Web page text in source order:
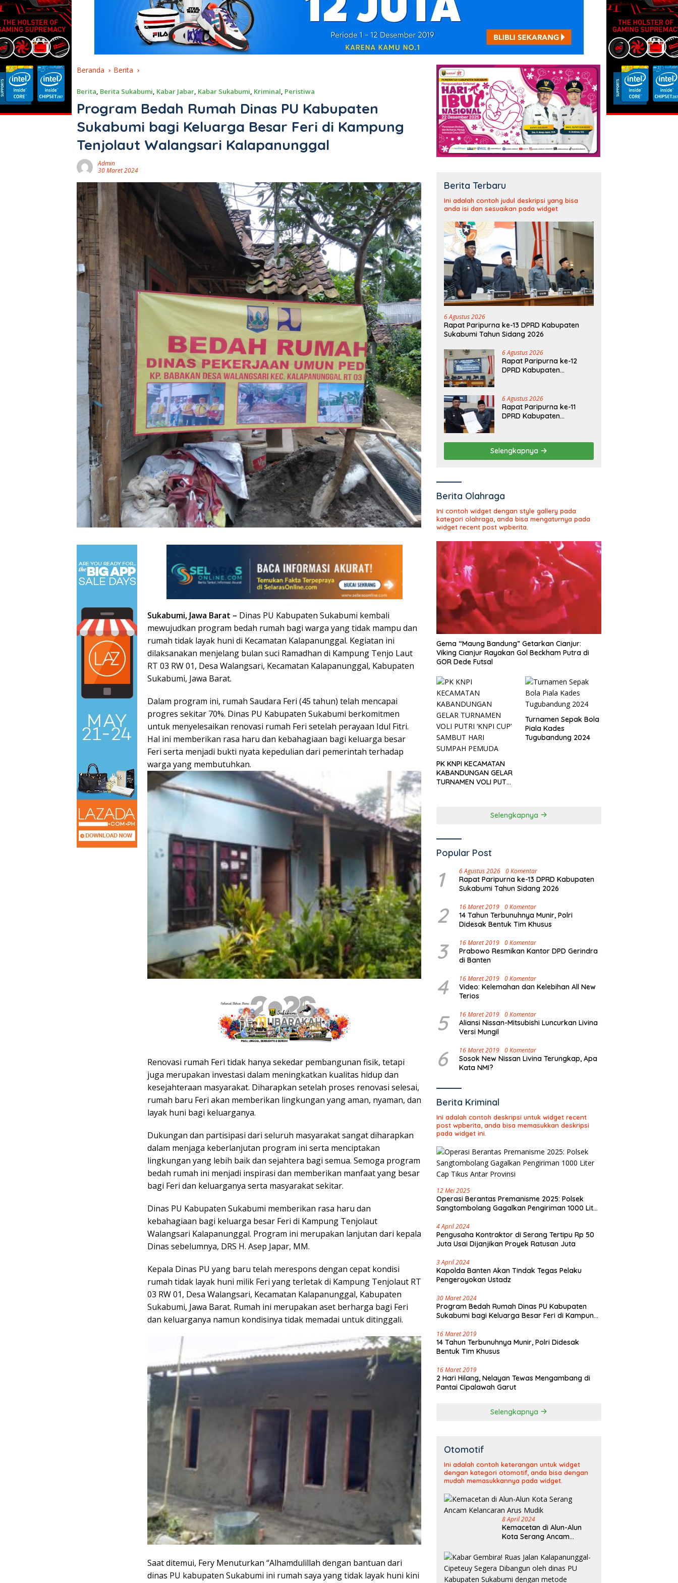
Beranda Berita
Berita, Berita Sukabumi, Kabar Jabar, Kabar Sukabumi, Kriminal, Peristiwa
Program Bedah Rumah Dinas PU Kabupaten
Sukabumi bagi Keluarga Besar Feri di Kampung
Tenjolaut Walangsari Kalapanunggal
Admin
30 Maret 2024
Sukabumi, Jawa Barat – Dinas PU Kabupaten Sukabumi kembali
mewujudkan program bedah rumah bagi warga yang tidak mampu dan
rumah tidak layak huni di Kecamatan Kalapanunggal. Kegiatan ini
dilaksanakan menjelang bulan suci Ramadhan di Kampung Tenjo Laut
RT 03 RW 01, Desa Walangsari, Kecamatan Kalapanunggal, Kabupaten
Sukabumi, Jawa Barat.
Dalam program ini, rumah Saudara Feri (45 tahun) telah mencapai
progres sekitar 70%. Dinas PU Kabupaten Sukabumi berkomitmen
untuk menyelesaikan renovasi rumah Feri setelah perayaan Idul Fitri.
Hal ini memberikan rasa haru dan kebahagiaan bagi keluarga besar
Feri serta menjadi bukti nyata kepedulian dari pemerintah terhadap
warga yang membutuhkan.
Renovasi rumah Feri tidak hanya sekedar pembangunan fisik, tetapi
juga merupakan investasi dalam meningkatkan kualitas hidup dan
kesejahteraan masyarakat. Diharapkan setelah proses renovasi selesai,
rumah baru Feri akan memberikan lingkungan yang aman, nyaman, dan
layak huni bagi keluarganya.
Dukungan dan partisipasi dari seluruh masyarakat sangat diharapkan
dalam menjaga keberlanjutan program ini serta menciptakan
lingkungan yang lebih baik dan sejahtera bagi semua. Semoga program
bedah rumah ini menjadi inspirasi dan memberikan manfaat yang besar
bagi Feri dan keluarganya serta masyarakat sekitar.
Dinas PU Kabupaten Sukabumi memberikan rasa haru dan
kebahagiaan bagi keluarga besar Feri di Kampung Tenjolaut
Walangsari Kalapanunggal. Program ini merupakan lanjutan dari kepala
Dinas sebelumnya, DRS H. Asep Japar, MM.
Kepala Dinas PU yang baru telah merespons dengan cepat kondisi
rumah tidak layak huni milik Feri yang terletak di Kampung Tenjolaut RT
03 RW 01, Desa Walangsari, Kecamatan Kalapanunggal, Kabupaten
Sukabumi, Jawa Barat. Rumah ini merupakan aset berharga bagi Feri
dan keluarganya namun kondisinya tidak memadai untuk ditinggali.
Saat ditemui, Fery Menuturkan “Alhamdulillah dengan bantuan dari
dinas PU kabupaten Sukabumi ini rumah saya yang tidak layak huni kini
Berita Terbaru
Ini adalah contoh judul deskripsi yang bisa
anda isi dan sesuaikan pada widget
6 Agustus 2026
Rapat Paripurna ke-13 DPRD Kabupaten
Sukabumi Tahun Sidang 2026
6 Agustus 2026
Rapat Paripurna ke-12
DPRD Kabupaten
6 Agustus 2026
Rapat Paripurna ke-11
DPRD Kabupaten
Selengkapnya
Berita Olahraga
Ini contoh widget dengan style gallery pada
kategori olahraga, anda bisa mengaturnya pada
widget recent post wpberita.
Gema “Maung Bandung” Getarkan Cianjur:
Viking Cianjur Rayakan Gol Beckham Putra di
GOR Dede Futsal
PK KNPI KECAMATAN
KABANDUNGAN GELAR
TURNAMEN VOLI PUTRI
Turnamen Sepak Bola
Piala Kades
Tugubandung 2024
Selengkapnya
Popular Post
1 6 Agustus 2026 0 Komentar
Rapat Paripurna ke-13 DPRD Kabupaten
Sukabumi Tahun Sidang 2026
2 16 Maret 2019 0 Komentar
14 Tahun Terbunuhnya Munir, Polri
Didesak Bentuk Tim Khusus
3 16 Maret 2019 0 Komentar
Prabowo Resmikan Kantor DPD Gerindra
di Banten
4 16 Maret 2019 0 Komentar
Video: Kelemahan dan Kelebihan All New
Terios
5 16 Maret 2019 0 Komentar
Aliansi Nissan-Mitsubishi Luncurkan Livina
Versi Mungil
6 16 Maret 2019 0 Komentar
Sosok New Nissan Livina Terungkap, Apa
Kata NMI?
Berita Kriminal
Ini adalah contoh deskripsi untuk widget recent
post wpberita, anda bisa memasukkan deskripsi
pada widget ini.
12 Mei 2025
Operasi Berantas Premanisme 2025: Polsek
Sangtombolang Gagalkan Pengiriman 1000 Liter
4 April 2024
Pengusaha Kontraktor di Serang Tertipu Rp 50
Juta Usai Dijanjikan Proyek Ratusan Juta
3 April 2024
Kapolda Banten Akan Tindak Tegas Pelaku
Pengeroyokan Ustadz
30 Maret 2024
Program Bedah Rumah Dinas PU Kabupaten
Sukabumi bagi Keluarga Besar Feri di Kampung
16 Maret 2019
14 Tahun Terbunuhnya Munir, Polri Didesak
Bentuk Tim Khusus
16 Maret 2019
2 Hari Hilang, Nelayan Tewas Mengambang di
Pantai Cipalawah Garut
Selengkapnya
Otomotif
Ini adalah contoh keterangan untuk widget
dengan kategori otomotif, anda bisa dengan
mudah memasukkannya pada widget.
8 April 2024
Kemacetan di Alun-Alun
Kota Serang Ancam